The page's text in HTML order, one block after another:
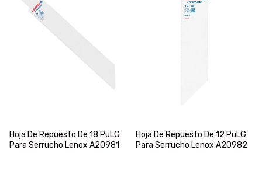
Hoja De Repuesto De 18 PuLG
Para Serrucho Lenox A20981
Hoja De Repuesto De 12 PuLG
Para Serrucho Lenox A20982